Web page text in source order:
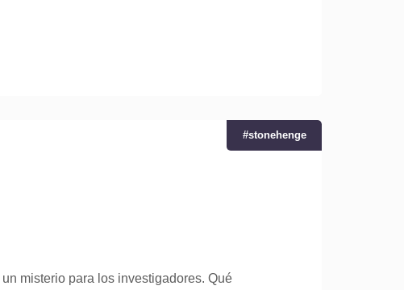
#stonehenge
misterio para los investigadores. Qué